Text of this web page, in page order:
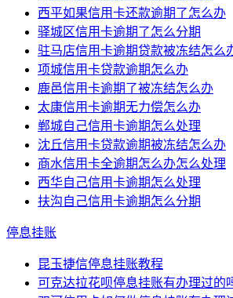
西平如果信用卡还款逾期了怎么办
驿城区信用卡逾期了怎么分期
驻马店信用卡逾期贷款被冻结怎么
项城信用卡贷款逾期怎么办
鹿邑信用卡逾期了被冻结怎么办
太康信用卡逾期无力偿怎么办
郸城自己信用卡逾期怎么处理
沈丘信用卡贷款逾期被冻结怎么办
商水信用卡全逾期怎么办怎么处理
西华自己信用卡逾期怎么处理
扶沟自己信用卡逾期怎么分期
停息挂账
昆玉捷信停息挂账教程
可克达拉花呗停息挂账有办理过的